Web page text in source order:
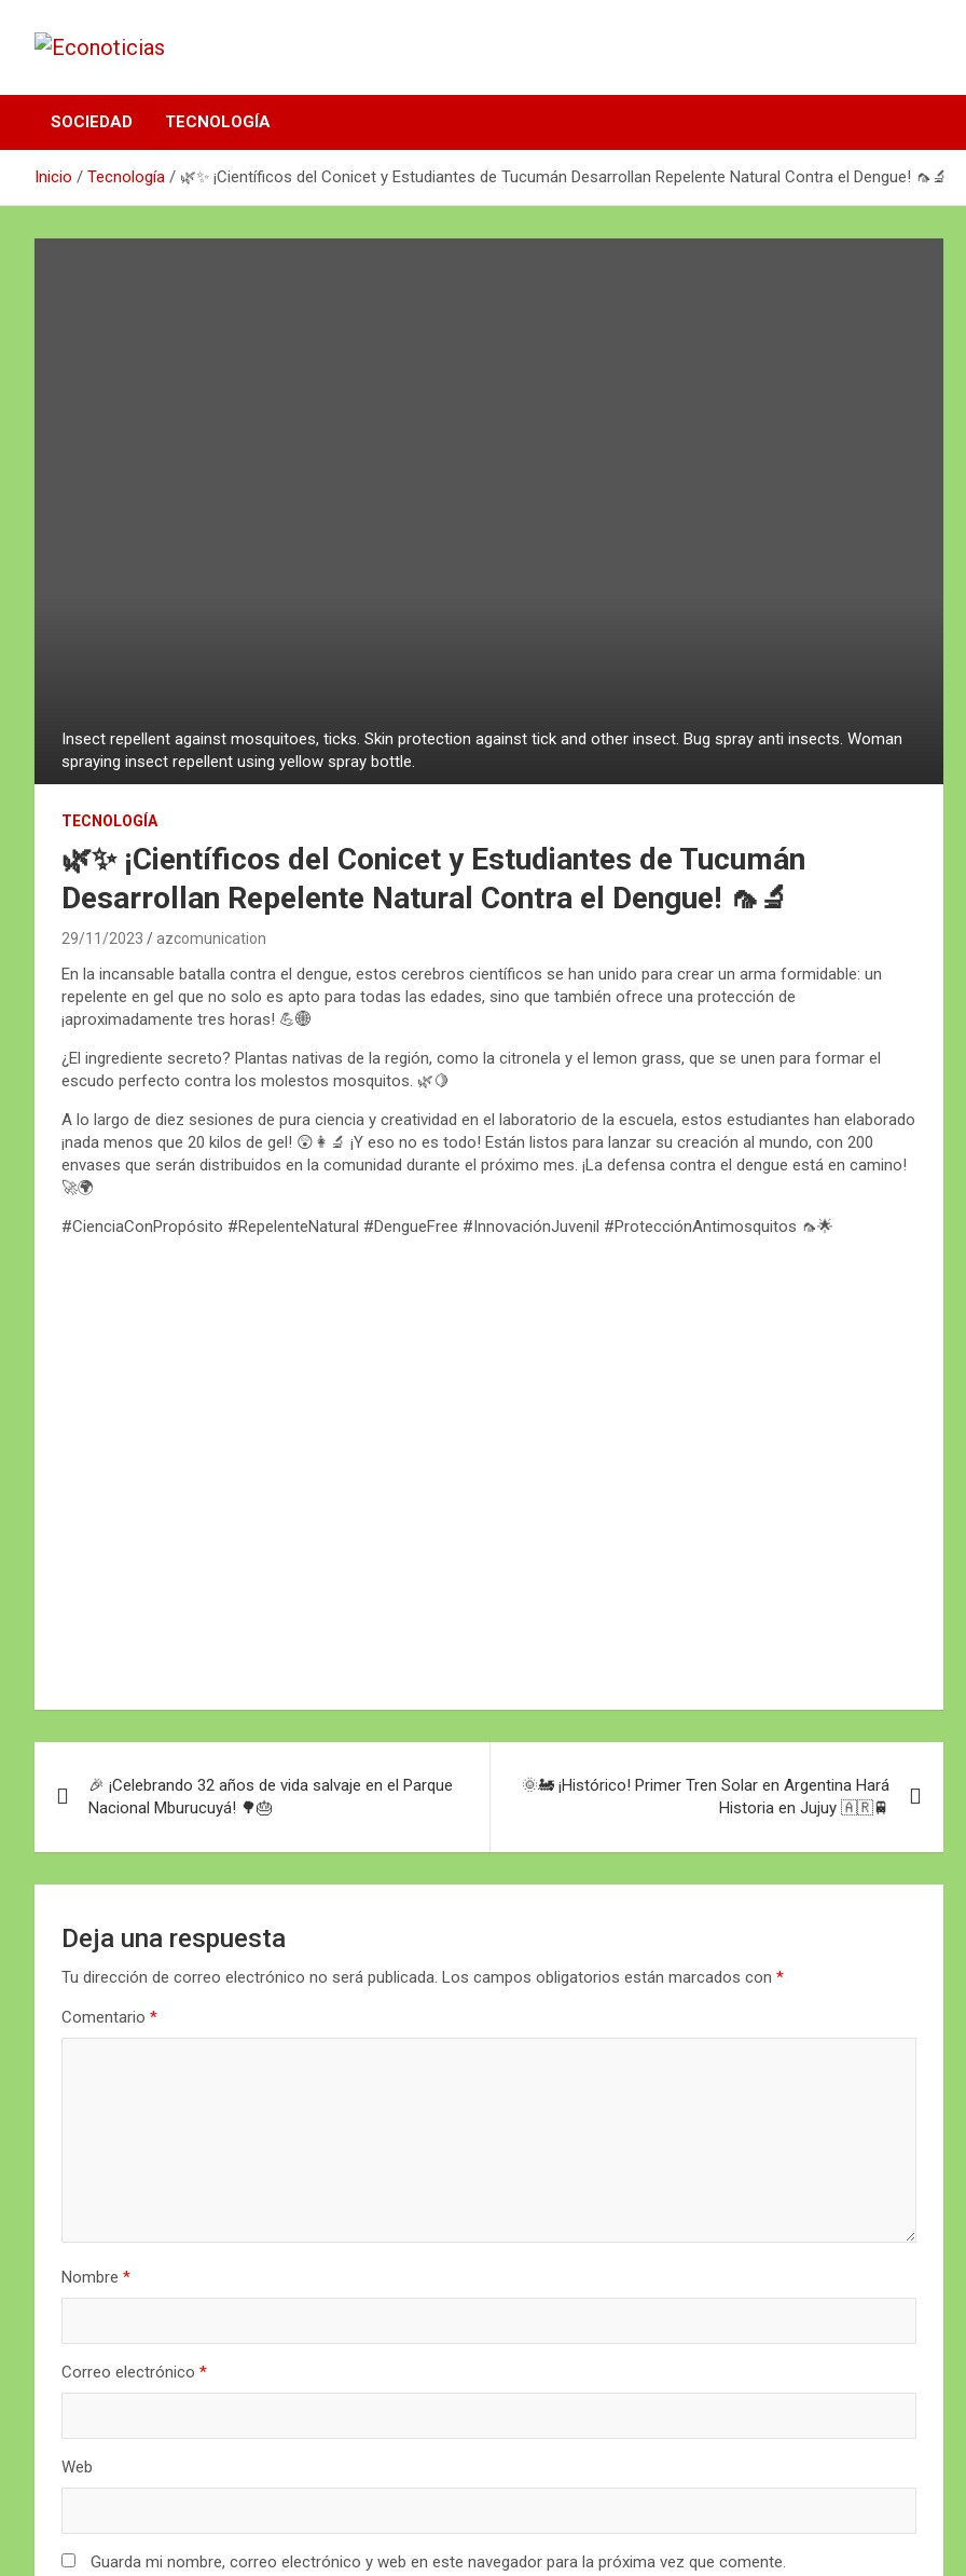
contenido
Econoticias
SOCIEDAD TECNOLOGÍA
Inicio Tecnología 🌿✨ ¡Científicos del Conicet y Estudiantes de Tucumán Desarrollan Repelente Natural Contra el Dengue! 🦟🔬
Insect repellent against mosquitoes, ticks. Skin protection against tick and other insect. Bug spray anti insects. Woman
spraying insect repellent using yellow spray bottle.
TECNOLOGÍA
🌿✨ ¡Científicos del Conicet y Estudiantes de Tucumán
Desarrollan Repelente Natural Contra el Dengue! 🦟🔬
29/11/2023 azcomunication
En la incansable batalla contra el dengue, estos cerebros científicos se han unido para crear un arma formidable: un
repelente en gel que no solo es apto para todas las edades, sino que también ofrece una protección de
¡aproximadamente tres horas! 💪🌐
¿El ingrediente secreto? Plantas nativas de la región, como la citronela y el lemon grass, que se unen para formar el
escudo perfecto contra los molestos mosquitos. 🌿🍋
A lo largo de diez sesiones de pura ciencia y creatividad en el laboratorio de la escuela, estos estudiantes han elaborado
¡nada menos que 20 kilos de gel! 😲👩‍🔬 ¡Y eso no es todo! Están listos para lanzar su creación al mundo, con 200
envases que serán distribuidos en la comunidad durante el próximo mes. ¡La defensa contra el dengue está en camino!
🚀🌍
#CienciaConPropósito #RepelenteNatural #DengueFree #InnovaciónJuvenil #ProtecciónAntimosquitos 🦟🌟
de
entradas
🎉 ¡Celebrando 32 años de vida salvaje en el Parque
Nacional Mburucuyá! 🌳🎂
🌞🚂 ¡Histórico! Primer Tren Solar en Argentina Hará
Historia en Jujuy 🇦🇷🚆
Deja una respuesta
Tu dirección de correo electrónico no será publicada. Los campos obligatorios están marcados con *
Comentario *
Nombre *
Correo electrónico *
Web
Guarda mi nombre, correo electrónico y web en este navegador para la próxima vez que comente.